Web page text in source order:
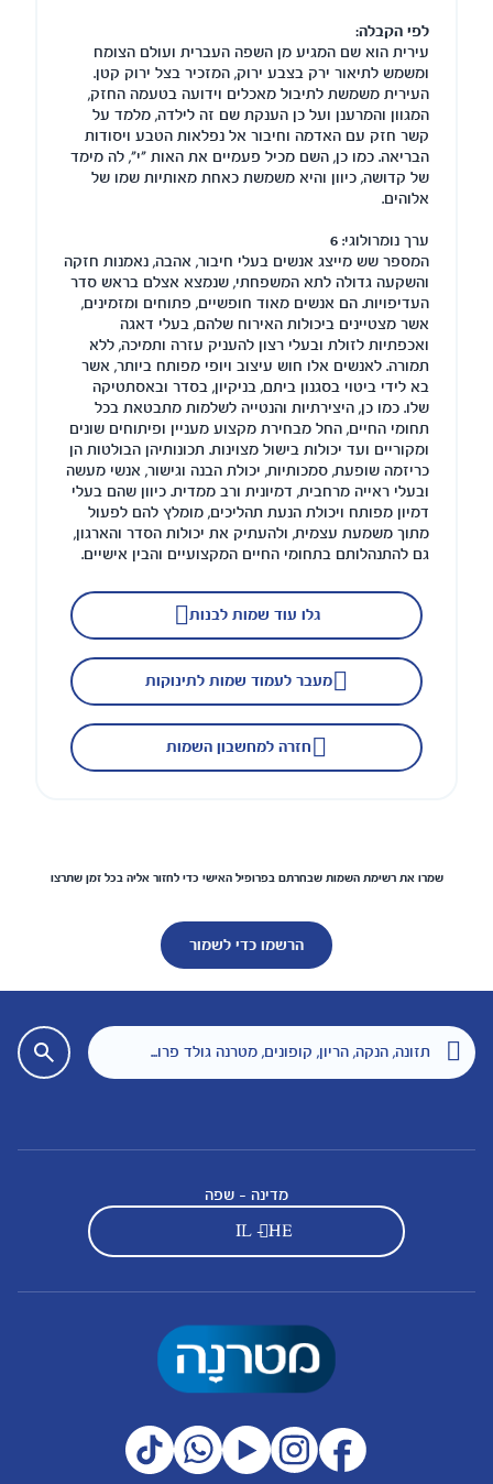
לפי הקבלה:
עירית הוא שם המגיע מן השפה העברית ועולם הצומח
ומשמש לתיאור ירק בצבע ירוק, המזכיר בצל ירוק קטן.
העירית משמשת לתיבול מאכלים וידועה בטעמה החזק,
המגוון והמרענן ועל כן הענקת שם זה לילדה, מלמד על
קשר חזק עם האדמה וחיבור אל נפלאות הטבע ויסודות
הבריאה. כמו כן, השם מכיל פעמיים את האות "י", לה מימד
של קדושה, כיוון והיא משמשת כאחת מאותיות שמו של
אלוהים.
ערך נומרולוגי: 6
המספר שש מייצג אנשים בעלי חיבור, אהבה, נאמנות חזקה
והשקעה גדולה לתא המשפחתי, שנמצא אצלם בראש סדר
העדיפויות. הם אנשים מאוד חופשיים, פתוחים ומזמינים,
אשר מצטיינים ביכולות האירוח שלהם, בעלי דאגה
ואכפתיות לזולת ובעלי רצון להעניק עזרה ותמיכה, ללא
תמורה. לאנשים אלו חוש עיצוב ויופי מפותח ביותר, אשר
בא לידי ביטוי בסגנון ביתם, בניקיון, בסדר ובאסתטיקה
שלו. כמו כן, היצירתיות והנטייה לשלמות מתבטאת בכל
תחומי החיים, החל מבחירת מקצוע מעניין ופיתוחים שונים
ומקוריים ועד יכולות בישול מצוינות. תכונותיהן הבולטות הן
כריזמה שופעת, סמכותיות, יכולת הבנה וגישור, אנשי מעשה
ובעלי ראייה מרחבית, דמיונית ורב ממדית. כיוון שהם בעלי
דמיון מפותח ויכולת הנעת תהליכים, מומלץ להם לפעול
מתוך משמעת עצמית, ולהעתיק את יכולות הסדר והארגון,
גם להתנהלותם בתחומי החיים המקצועיים והבין אישיים.
מעבר לעמוד שמות לתינוקות
חזרה למחשבון השמות
גלו עוד שמות לבנות
שמרו את רשימת השמות שבחרתם בפרופיל האישי כדי לחזור אליה בכל זמן שתרצו
הרשמו כדי לשמור
מדינה - שפה
IL - HE